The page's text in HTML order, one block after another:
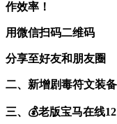
作效率！
用微信扫码二维码
分享至好友和朋友圈
二、新增剧毒符文装备
三、💰老版宝马在线